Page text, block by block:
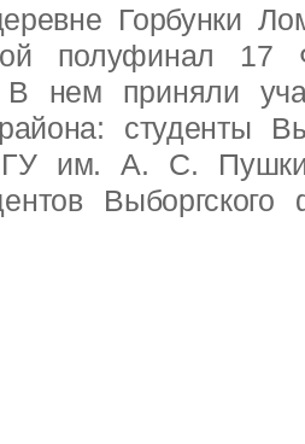
Горбунки
полуфинал 17
В нем приняли
студенты
им. А. С.